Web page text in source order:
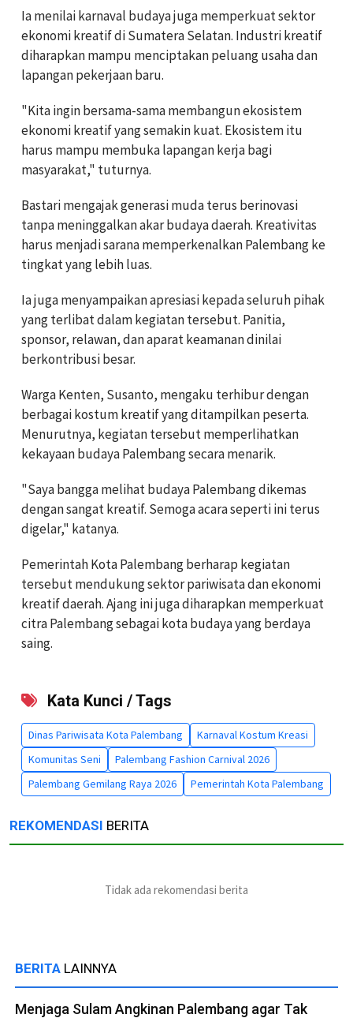
Ia menilai karnaval budaya juga memperkuat sektor
ekonomi kreatif di Sumatera Selatan. Industri kreatif
diharapkan mampu menciptakan peluang usaha dan
lapangan pekerjaan baru.
"Kita ingin bersama-sama membangun ekosistem
ekonomi kreatif yang semakin kuat. Ekosistem itu
harus mampu membuka lapangan kerja bagi
masyarakat," tuturnya.
Bastari mengajak generasi muda terus berinovasi
tanpa meninggalkan akar budaya daerah. Kreativitas
harus menjadi sarana memperkenalkan Palembang ke
tingkat yang lebih luas.
Ia juga menyampaikan apresiasi kepada seluruh pihak
yang terlibat dalam kegiatan tersebut. Panitia,
sponsor, relawan, dan aparat keamanan dinilai
berkontribusi besar.
Warga Kenten, Susanto, mengaku terhibur dengan
berbagai kostum kreatif yang ditampilkan peserta.
Menurutnya, kegiatan tersebut memperlihatkan
kekayaan budaya Palembang secara menarik.
"Saya bangga melihat budaya Palembang dikemas
dengan sangat kreatif. Semoga acara seperti ini terus
digelar," katanya.
Pemerintah Kota Palembang berharap kegiatan
tersebut mendukung sektor pariwisata dan ekonomi
kreatif daerah. Ajang ini juga diharapkan memperkuat
citra Palembang sebagai kota budaya yang berdaya
saing.
Kata Kunci / Tags
Dinas Pariwisata Kota Palembang
Karnaval Kostum Kreasi
Komunitas Seni
Palembang Fashion Carnival 2026
Palembang Gemilang Raya 2026
Pemerintah Kota Palembang
REKOMENDASI BERITA
Tidak ada rekomendasi berita
BERITA LAINNYA
Menjaga Sulam Angkinan Palembang agar Tak